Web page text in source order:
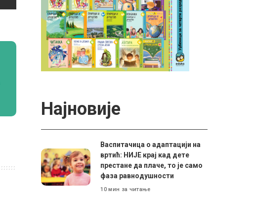
Најновије
Васпитачица о адаптацији на
вртић: НИЈЕ крај кад дете
престане да плаче, то је само
фаза равнодушности
10 мин за читање